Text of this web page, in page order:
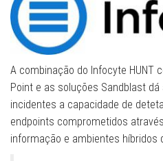
A combinação do Infocyte HUNT
Point e as soluções Sandblast
incidentes a capacidade de
endpoints comprometidos
informação e ambientes híbridos